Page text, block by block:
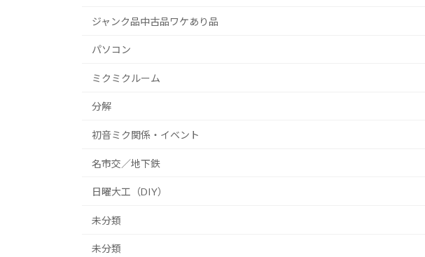
ジャンク品中古品ワケあり品
パソコン
ミクミクルーム
分解
初音ミク関係・イベント
名市交／地下鉄
日曜大工（DIY）
未分類
未分類